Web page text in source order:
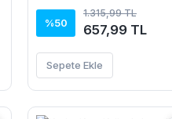
%50
1.315,99 TL
657,99 TL
Sepete Ekle